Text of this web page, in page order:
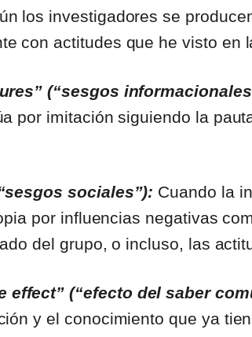
los investigadores se
con actitudes que he visto en
(“sesgos
por imitación siguiendo la
sociales”): Cuando la
por influencias negativas
del grupo, o incluso, las
effect” (“efecto del saber
y el conocimiento que ya